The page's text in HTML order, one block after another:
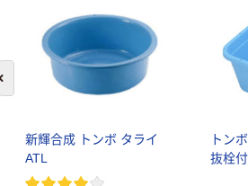
新輝合成 トンボ タライ
ATL
トン
抜栓付
前のスライドへ